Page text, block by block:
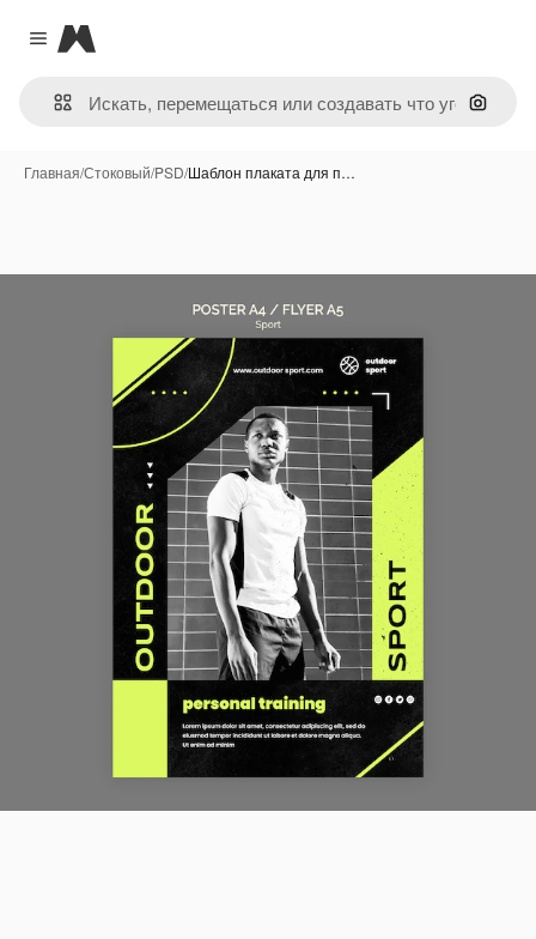
Close menu
Magnific
Поиск
Главная/Стоковый/PSD/Шаблон плаката для п…